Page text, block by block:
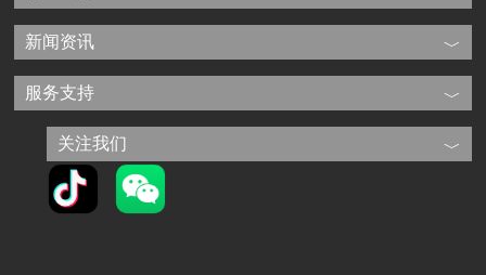
新闻资讯
服务支持
关注我们